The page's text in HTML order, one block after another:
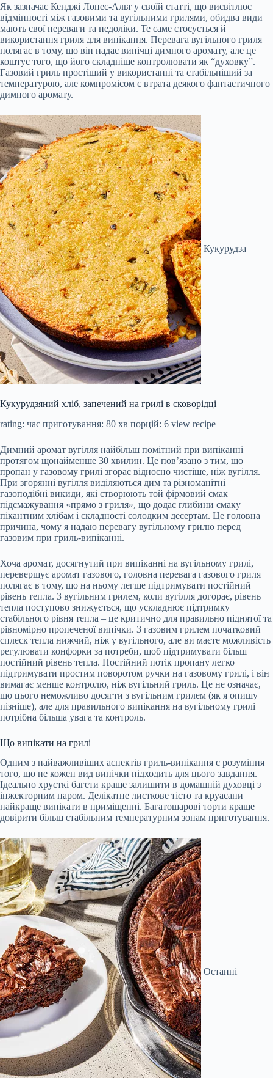
Як зазначає Кенджі Лопес-Альт у своїй статті, що висвітлює
відмінності між газовими та вугільними грилями, обидва види
мають свої переваги та недоліки. Те саме стосується й
використання гриля для випікання. Перевага вугільного гриля
полягає в тому, що він надає випічці димного аромату, але це
коштує того, що його складніше контролювати як “духовку”.
Газовий гриль простіший у використанні та стабільніший за
температурою, але компромісом є втрата деякого фантастичного
димного аромату.
Кукурудза
Кукурудзяний хліб, запечений на грилі в сковорідці
rating: час приготування: 80 хв порцій: 6 view recipe
Димний аромат вугілля найбільш помітний при випіканні
протягом щонайменше 30 хвилин. Це пов’язано з тим, що
пропан у газовому грилі згорає відносно чистіше, ніж вугілля.
При згорянні вугілля виділяються дим та різноманітні
газоподібні викиди, які створюють той фірмовий смак
підсмажування «прямо з гриля», що додає глибини смаку
пікантним хлібам і складності солодким десертам. Це головна
причина, чому я надаю перевагу вугільному грилю перед
газовим при гриль-випіканні.
Хоча аромат, досягнутий при випіканні на вугільному грилі,
перевершує аромат газового, головна перевага газового гриля
полягає в тому, що на ньому легше підтримувати постійний
рівень тепла. З вугільним грилем, коли вугілля догорає, рівень
тепла поступово знижується, що ускладнює підтримку
стабільного рівня тепла – це критично для правильно піднятої та
рівномірно пропеченої випічки. З газовим грилем початковий
сплеск тепла нижчий, ніж у вугільного, але ви маєте можливість
регулювати конфорки за потреби, щоб підтримувати більш
постійний рівень тепла. Постійний потік пропану легко
підтримувати простим поворотом ручки на газовому грилі, і він
вимагає менше контролю, ніж вугільний гриль. Це не означає,
що цього неможливо досягти з вугільним грилем (як я опишу
пізніше), але для правильного випікання на вугільному грилі
потрібна більша увага та контроль.
Що випікати на грилі
Одним з найважливіших аспектів гриль-випікання є розуміння
того, що не кожен вид випічки підходить для цього завдання.
Ідеально хрусткі багети краще залишити в домашній духовці з
інжекторним паром. Делікатне листкове тісто та круасани
найкраще випікати в приміщенні. Багатошарові торти краще
довірити більш стабільним температурним зонам приготування.
Останні